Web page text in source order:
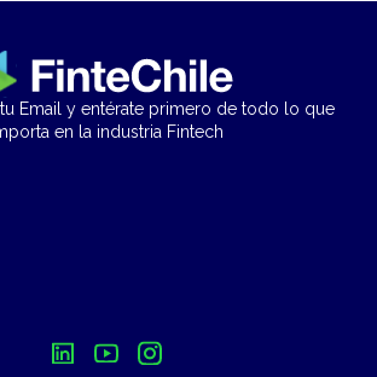
Email y entérate primero de todo lo que
en la industria Fintech